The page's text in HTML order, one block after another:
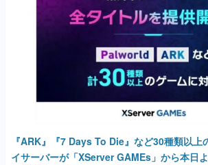
『ARK』『7 Days To Die』など30種類以上
イサーバーが「XServer GAMEs」から本日